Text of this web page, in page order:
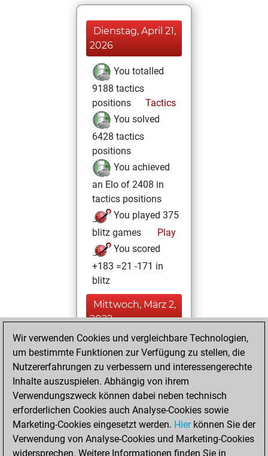
Dienstag, April 21,
2026
You totalled
9188 tactics
positions
Tactics
You solved
6428 tactics
positions
You achieved
an Elo of 2408 in
tactics positions
You played 375
blitz games
Play
You scored
+183 =21 -171 in
blitz
Mittwoch, März 2,
2022
You created
your Fritz account
Fritz
Montag,
September 9,
2019
You played 25
Wir verwenden Cookies und vergleichbare Technologien,
um bestimmte Funktionen zur Verfügung zu stellen, die
Nutzererfahrungen zu verbessern und interessengerechte
Inhalte auszuspielen. Abhängig von ihrem
Verwendungszweck können dabei neben technisch
erforderlichen Cookies auch Analyse-Cookies sowie
Marketing-Cookies eingesetzt werden. Hierkönnen Sie der
Verwendung von Analyse-Cookies und Marketing-Cookies
widersprechen. Weitere Informationen finden Sie in